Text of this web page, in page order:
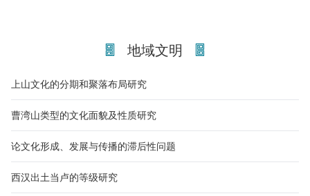
地域文明
上山文化的分期和聚落布局研究
曹湾山类型的文化面貌及性质研究
论文化形成、发展与传播的滞后性问题
西汉出土当卢的等级研究